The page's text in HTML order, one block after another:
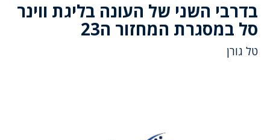
בדרבי השני של העונה בליגת ווינר
סל במסגרת המחזור ה23
טל גורן